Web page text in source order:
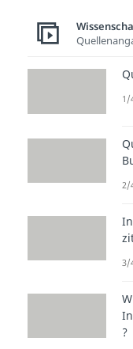
1/
2/
3/
?